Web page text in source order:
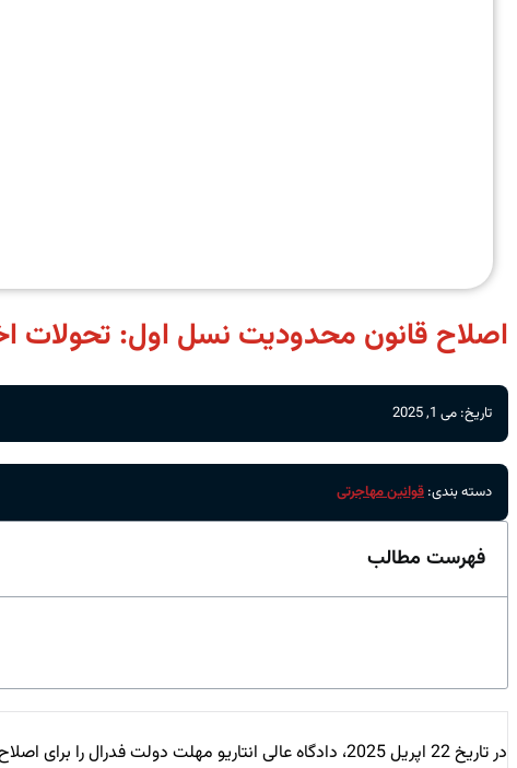
اصلاح قانون محدودیت نسل اول: تحولات
تاریخ: می 1, 2025
دسته بندی: قوانین مهاجرتی
فهرست مطالب